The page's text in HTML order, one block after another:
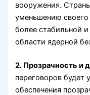
вооружения.
уменьшению своего
более стабильной
области ядерной
2. Прозрачность и
переговоров будет
обеспечения